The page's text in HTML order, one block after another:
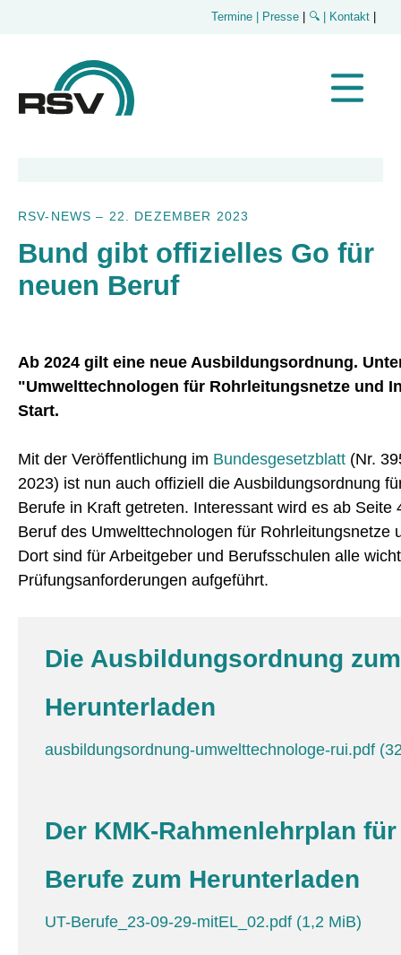
Termine | Presse 🔍 | Kontakt
RSV-NEWS – 22. DEZEMBER 2023
Bund gibt offizielles Go für
neuen Beruf
Ab 2024 gilt eine neue Ausbildungsordnung.
"Umwelttechnologen für Rohrleitungsnetze und
Start.
Mit der Veröffentlichung im Bundesgesetzblatt (Nr.
2023) ist nun auch offiziell die Ausbildungsordnung
Berufe in Kraft getreten. Interessant wird es ab Seite
Beruf des Umwelttechnologen für Rohrleitungsnetze
Dort sind für Arbeitgeber und Berufsschulen alle
Prüfungsanforderungen aufgeführt.
Die Ausbildungsordnung zum
Herunterladen
ausbildungsordnung-umwelttechnologe-rui.pdf
Der KMK-Rahmenlehrplan für
Berufe zum Herunterladen
UT-Berufe_23-09-29-mitEL_02.pdf (1,2 MiB)